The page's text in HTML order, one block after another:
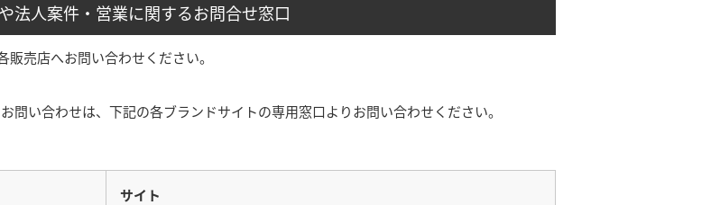
法人案件・営業に関するお問合せ窓口
売店へお問い合わせください。
い合わせは、下記の各ブランドサイトの専用窓口よりお問い合わせください。
サイト